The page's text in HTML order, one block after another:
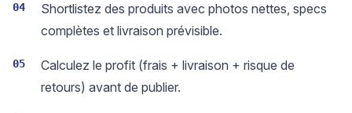
04
Shortlistez des produits avec photos nettes, specs
complètes et livraison prévisible.
05
Calculez le profit (frais + livraison + risque de
retours) avant de publier.